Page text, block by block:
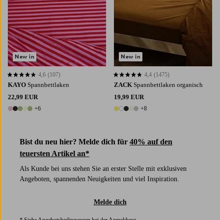
KAYO Spannbettlaken
22,99 EUR
11 Farben
+6
4,6 basierend auf 107 Bewertungen
4,6 (107)
New in
ZACK Spannbettlaken organisch
19,99 EUR
13 Farben
+8
4,4 basierend auf 1475 Bewertungen
4,4 (1475)
New in
Bist du neu hier? Melde dich für 40% auf den
teuersten Artikel an*
Als Kunde bei uns stehen Sie an erster Stelle mit exklusiven
Angeboten, spannenden Neuigkeiten und viel Inspiration.
Melde dich